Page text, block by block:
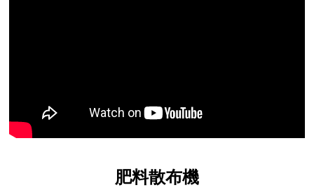
肥料散布機